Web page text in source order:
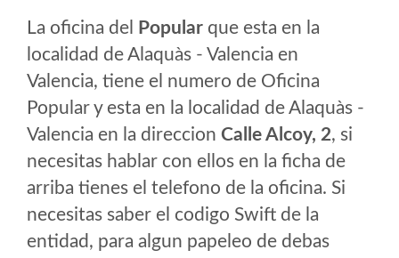
La oficina del Popular que esta en la
localidad de Alaquàs - Valencia en
Valencia, tiene el numero de Oficina
Popular y esta en la localidad de Alaquàs -
Valencia en la direccion Calle Alcoy, 2, si
necesitas hablar con ellos en la ficha de
arriba tienes el telefono de la oficina. Si
necesitas saber el codigo Swift de la
entidad, para algun papeleo de debas